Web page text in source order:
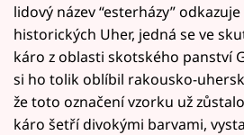
lidový název “esterházy”
historických Uher, jedná se ve
káro z oblasti skotského panství
si ho tolik oblíbil rakousko-
že toto označení vzorku už
káro šetří divokými barvami,